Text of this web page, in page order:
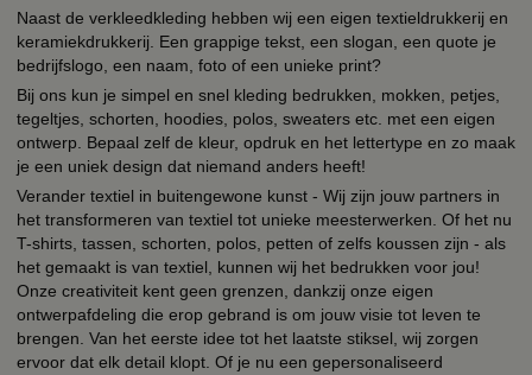
Naast de verkleedkleding hebben wij een eigen textieldrukkerij en
keramiekdrukkerij. Een grappige tekst, een slogan, een quote je
bedrijfslogo, een naam, foto of een unieke print?
Bij ons kun je simpel en snel kleding bedrukken, mokken, petjes,
tegeltjes, schorten, hoodies, polos, sweaters etc. met een eigen
ontwerp. Bepaal zelf de kleur, opdruk en het lettertype en zo maak
je een uniek design dat niemand anders heeft!
Verander textiel in buitengewone kunst - Wij zijn jouw partners in
het transformeren van textiel tot unieke meesterwerken. Of het nu
T-shirts, tassen, schorten, polos, petten of zelfs koussen zijn - als
het gemaakt is van textiel, kunnen wij het bedrukken voor jou!
Onze creativiteit kent geen grenzen, dankzij onze eigen
ontwerpafdeling die erop gebrand is om jouw visie tot leven te
brengen. Van het eerste idee tot het laatste stiksel, wij zorgen
ervoor dat elk detail klopt. Of je nu een gepersonaliseerd